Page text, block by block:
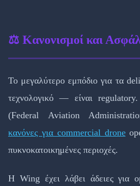
⚖️ Κανονισμοί και
Το μεγαλύτερο εμπόδιο για τα
τεχνολογικό — είναι
(Federal Aviation
κανόνες για commercial drone
πυκνοκατοικημένες περιοχές.
Η Wing έχει λάβει άδειες για